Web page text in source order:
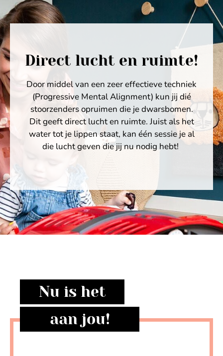
Direct lucht en ruimte!
Door middel van een zeer effectieve techniek
(Progressive Mental Alignment) kun jij dié
stoorzenders opruimen die je dwarsbomen.
Dit geeft direct lucht en ruimte. Juist als het
water tot je lippen staat, kan één sessie je al
die lucht geven die jij nu nodig hebt!
Nu is het
aan jou!